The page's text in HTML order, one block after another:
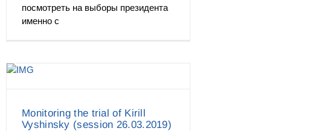
посмотреть на выборы президента
именно с
Monitoring the trial of Kirill
Vyshinsky (session 26.03.2019)